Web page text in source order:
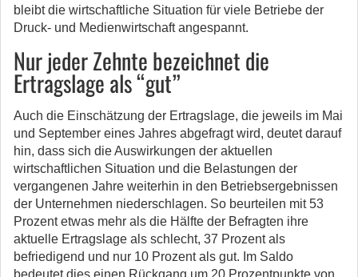
bleibt die wirtschaftliche Situation für viele Betriebe der
Druck- und Medienwirtschaft angespannt.
Nur jeder Zehnte bezeichnet die
Ertragslage als “gut”
Auch die Einschätzung der Ertragslage, die jeweils im Mai
und September eines Jahres abgefragt wird, deutet darauf
hin, dass sich die Auswirkungen der aktuellen
wirtschaftlichen Situation und die Belastungen der
vergangenen Jahre weiterhin in den Betriebsergebnissen
der Unternehmen niederschlagen. So beurteilen mit 53
Prozent etwas mehr als die Hälfte der Befragten ihre
aktuelle Ertragslage als schlecht, 37 Prozent als
befriedigend und nur 10 Prozent als gut. Im Saldo
bedeutet dies einen Rückgang um 20 Prozentpunkte von